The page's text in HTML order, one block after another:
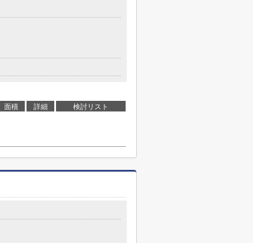
面積 詳細 検討リスト